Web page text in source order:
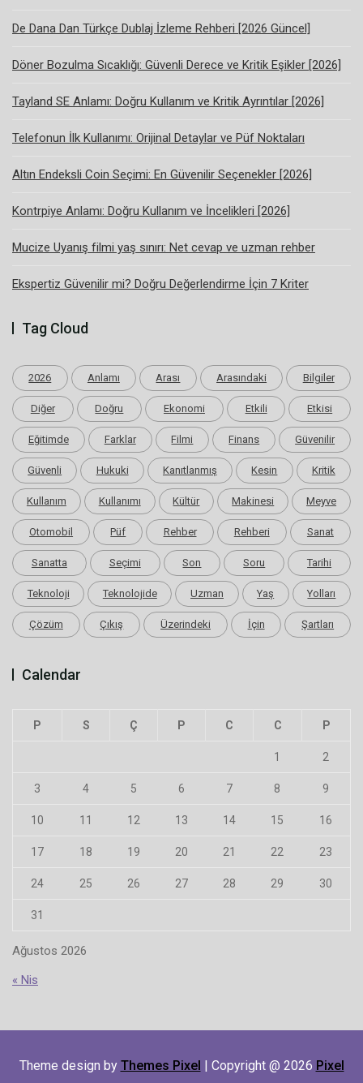
De Dana Dan Türkçe Dublaj İzleme Rehberi [2026 Güncel]
Döner Bozulma Sıcaklığı: Güvenli Derece ve Kritik Eşikler [2026]
Tayland SE Anlamı: Doğru Kullanım ve Kritik Ayrıntılar [2026]
Telefonun İlk Kullanımı: Orijinal Detaylar ve Püf Noktaları
Altın Endeksli Coin Seçimi: En Güvenilir Seçenekler [2026]
Kontrpiye Anlamı: Doğru Kullanım ve İncelikleri [2026]
Mucize Uyanış filmi yaş sınırı: Net cevap ve uzman rehber
Ekspertiz Güvenilir mi? Doğru Değerlendirme İçin 7 Kriter
Tag Cloud
2026 Anlamı Arası Arasındaki Bilgiler
Diğer Doğru Ekonomi Etkili Etkisi
Eğitimde Farklar Filmi Finans Güvenilir
Güvenli Hukuki Kanıtlanmış Kesin Kritik
Kullanım Kullanımı Kültür Makinesi Meyve
Otomobil Püf Rehber Rehberi Sanat
Sanatta Seçimi Son Soru Tarihi
Teknoloji Teknolojide Uzman Yaş Yolları
Çözüm Çıkış Üzerindeki İçin Şartları
Calendar
Ağustos 2026
P S Ç P C C P
1 2
3 4 5 6 7 8 9
10 11 12 13 14 15 16
17 18 19 20 21 22 23
24 25 26 27 28 29 30
31
« Nis
Theme design by Themes Pixel | Copyright @ 2026 Pixel